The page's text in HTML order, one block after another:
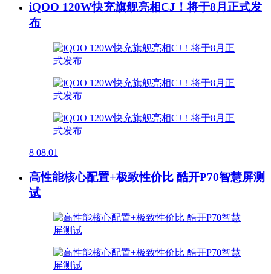
iQOO 120W快充旗舰亮相CJ！将于8月正式发
布
8 08.01
高性能核心配置+极致性价比 酷开P70智慧屏测
试